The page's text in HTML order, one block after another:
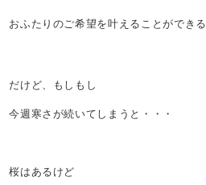
おふたりのご希望を叶えることができる
だけど、もしもし
今週寒さが続いてしまうと・・・
桜はあるけど